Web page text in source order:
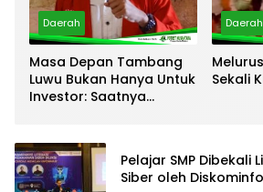
Daerah
Masa Depan Tambang
Luwu Bukan Hanya Untuk
Investor: Saatnya
Daerah
Sekali
Pelajar SMP Dibekali
Siber oleh